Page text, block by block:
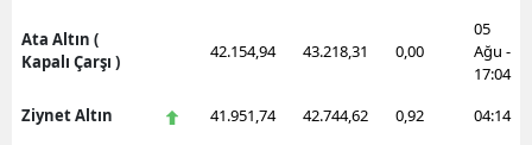
Ata Altın (
Kapalı Çarşı )
42.154,94 43.218,31 0,00
05
Ağu -
17:04
Ziynet Altın
41.951,74 42.744,62 0,92
04:14